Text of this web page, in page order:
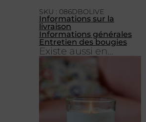
SKU : 086DBOLIVE
Informations sur la
livraison
Informations générales
Entretien des bougies
Existe aussi en...